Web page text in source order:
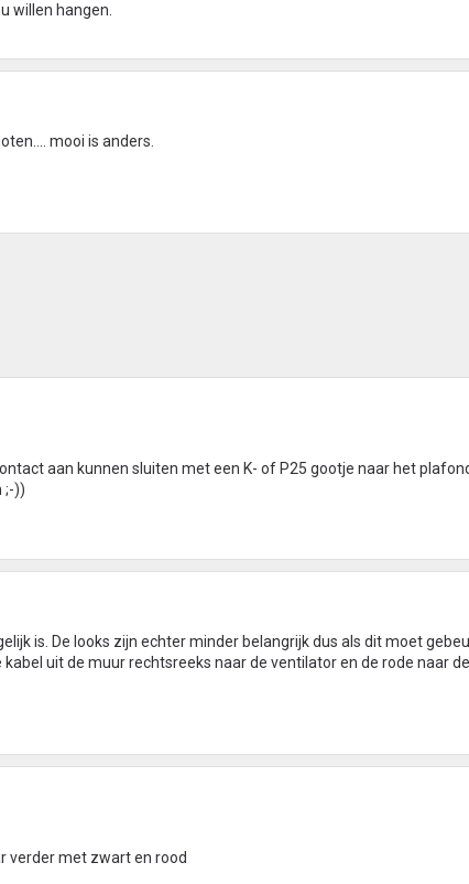
willen hangen.
mooi is anders.
aan kunnen sluiten met een K- of P25 gootje naar het
;-))
is. De looks zijn echter minder belangrijk dus als dit moet
uit de muur rechtsreeks naar de ventilator en de rode naar
verder met zwart en rood